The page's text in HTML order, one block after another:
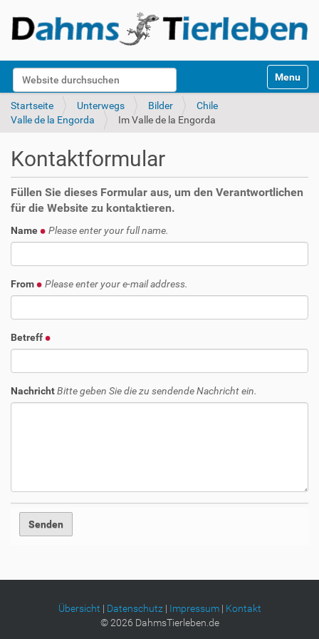
Website durchsuchen
k
Toggle
Startseite Unterwegs Bilder
Chile
Valle de la Engorda
Im Valle de la Engorda
Kontaktformular
Füllen Sie dieses Formular aus, um den Verantwortlichen
für die Website zu kontaktieren.
Name Please enter your full name.
From Please enter your e-mail address.
Betreff
NachrichtBitte geben Sie die zu sendende Nachricht ein.
Übersicht | Datenschutz| Impressum| Kontakt
©2026 DahmsTierleben.de